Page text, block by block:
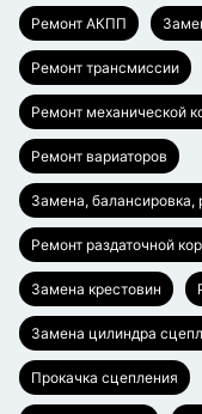
Ремонт АКПП
Ремонт трансмиссии
Ремонт механической
Ремонт вариаторов
Замена, балансировка,
Ремонт раздаточной
Замена крестовин
Замена цилиндра
Прокачка сцепления